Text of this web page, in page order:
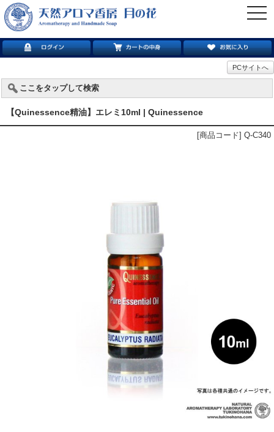
PCサイトへ
ここをタップして検索
【Quinessence精油】エレミ10ml | Quinessence
[商品コード] Q-C340